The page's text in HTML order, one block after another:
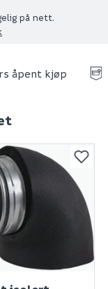
på nett.
åpent kjøp